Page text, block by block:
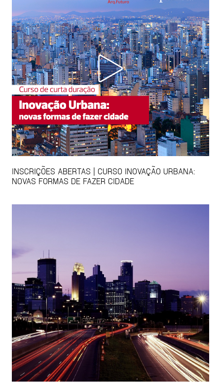
INSCRIÇÕES ABERTAS | CURSO INOVAÇÃO URBANA:
NOVAS FORMAS DE FAZER CIDADE